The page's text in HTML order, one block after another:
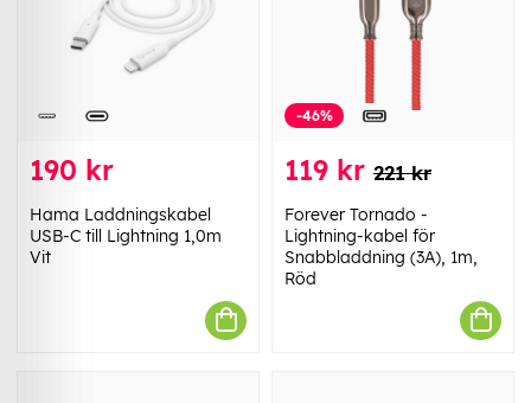
190 kr
Hama Laddningskabel
USB-C till Lightning 1,0m
Vit
-46%
119 kr 221 kr
Forever Tornado -
Lightning-kabel för
Snabbladdning (3A), 1m,
Röd